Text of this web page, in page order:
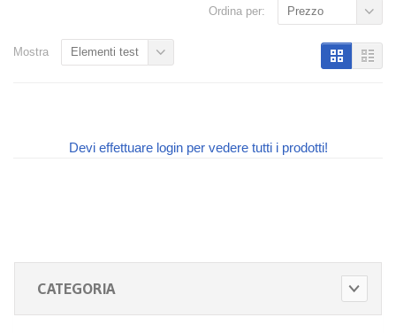
Ordina per: Prezzo
Mostra Elementi test
Devi effettuare login per vedere tutti i prodotti!
CATEGORIA